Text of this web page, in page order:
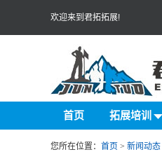
欢迎来到君拓拓展!
首页 拓展培训
您所在位置： 首页 > 新闻动态